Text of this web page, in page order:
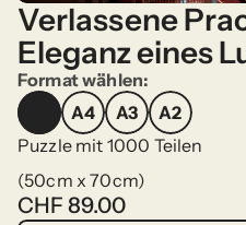
Verlassene
Eleganz eines
Format wählen:
A4
A4
A3
A3
A2
A2
Puzzle mit 1000 Teilen
(50cm x 70cm)
CHF 89.00